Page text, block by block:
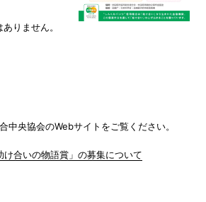
りません。
央協会のWebサイトをご覧ください。
合いの物語賞」の募集について